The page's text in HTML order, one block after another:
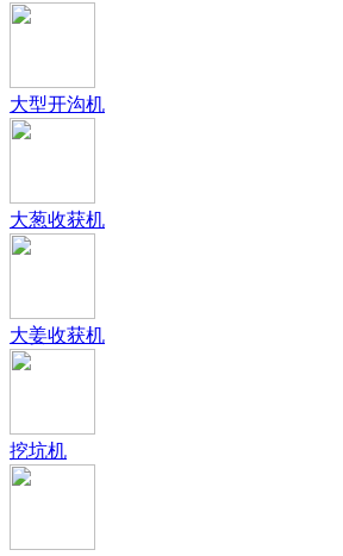
大型开沟机
大葱收获机
大姜收获机
挖坑机